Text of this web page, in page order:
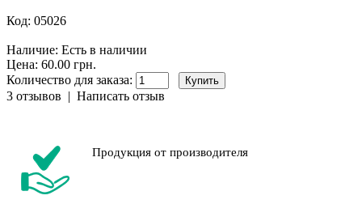
Код: 05026
Наличие: Есть в наличии
Цена: 60.00 грн.
Количество для заказа:
3 отзывов | Написать отзыв
Продукция от производителя